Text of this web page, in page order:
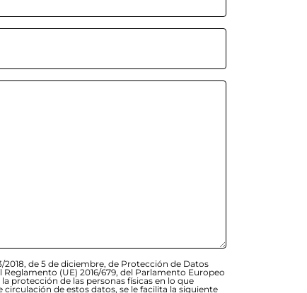
de 5 de diciembre, de Protección de Datos
(UE) 2016/679, del Parlamento Europeo
protección de las personas físicas en lo que
de estos datos, se le facilita la siguiente